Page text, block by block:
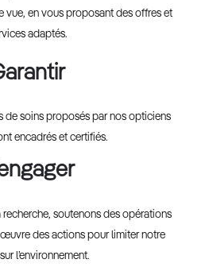
vue, en vous proposant des offres et
adaptés.
de soins proposés par nos opticiens
encadrés et certifiés.
recherche, soutenons des opérations
des actions pour limiter notre
l’environnement.